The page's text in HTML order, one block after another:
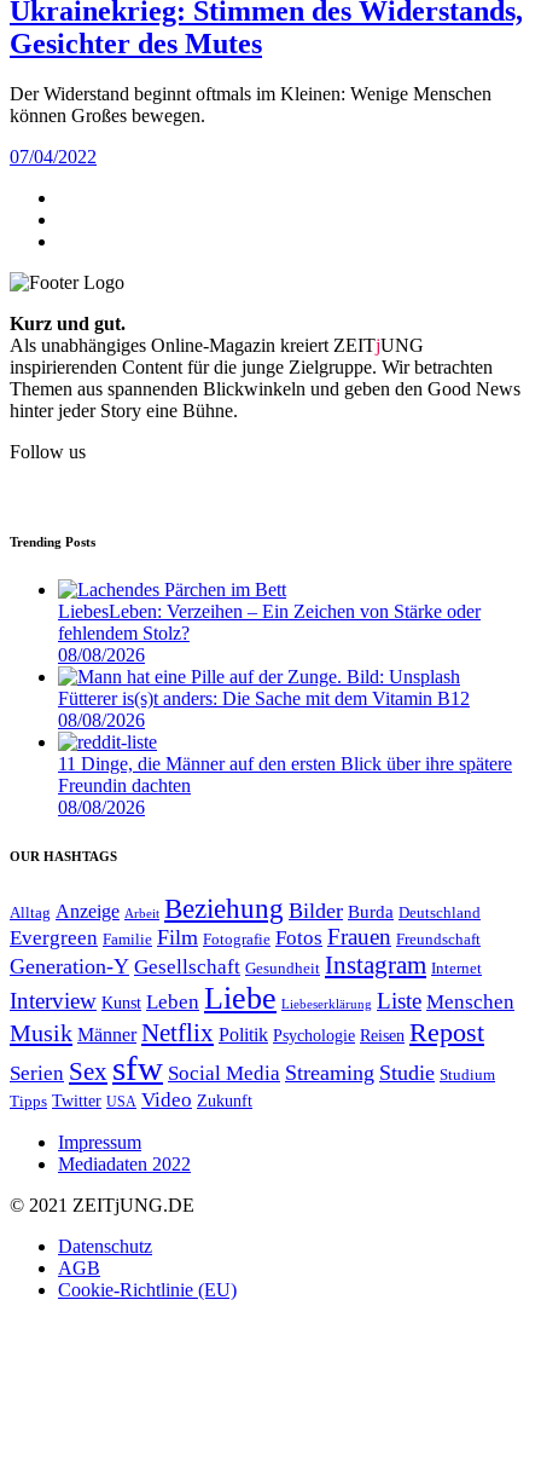
Ukrainekrieg: Stimmen des Widerstands,
Gesichter des Mutes
Der Widerstand beginnt oftmals im Kleinen: Wenige Menschen
können Großes bewegen.
07/04/2022
Kurz und gut.
Als unabhängiges Online-Magazin kreiert ZEITjUNG
inspirierenden Content für die junge Zielgruppe. Wir betrachten
Themen aus spannenden Blickwinkeln und geben den Good News
hinter jeder Story eine Bühne.
Follow us
Trending Posts
LiebesLeben: Verzeihen – Ein Zeichen von Stärke oder
fehlendem Stolz?
08/08/2026
Fütterer is(s)t anders: Die Sache mit dem Vitamin B12
08/08/2026
11 Dinge, die Männer auf den ersten Blick über ihre spätere
Freundin dachten
08/08/2026
OUR HASHTAGS
Alltag Anzeige Arbeit Beziehung Bilder Burda Deutschland
Evergreen Familie Film Fotografie Fotos Frauen Freundschaft
Generation-Y Gesellschaft Gesundheit Instagram Internet
Interview Kunst Leben Liebe Liebeserklärung Liste Menschen
Musik Männer Netflix Politik Psychologie Reisen Repost
Serien Sex sfw Social Media Streaming Studie Studium
Tipps Twitter USA Video Zukunft
Impressum
Mediadaten 2022
© 2021 ZEITjUNG.DE
Datenschutz
AGB
Cookie-Richtlinie (EU)